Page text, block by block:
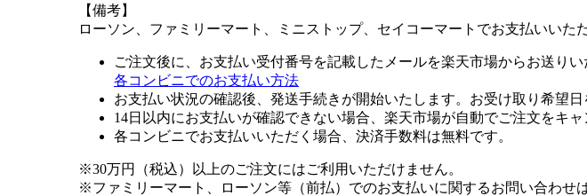
【備考】
ローソン、ファミリーマート、ミニストップ、セイコーマートでお支払いいた
ご注文後に、お支払い受付番号を記載したメールを楽天市場からお送りい
各コンビニでのお支払い方法
お支払い状況の確認後、発送手続きが開始いたします。お受け取り希望
14日以内にお支払いが確認できない場合、楽天市場が自動でご注文をキャ
各コンビニでお支払いいただく場合、決済手数料は無料です。
※30万円（税込）以上のご注文にはご利用いただけません。
※ファミリーマート、ローソン等（前払）でのお支払いに関するお問い合わせ